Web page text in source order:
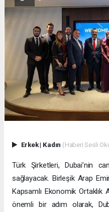
Erkek| Kadın (Haberi Sesli
Türk Şirketleri, Dubai’nin
sağlayacak. Birleşik Arap
Kapsamlı Ekonomik Ortaklık
önemli bir adım olarak,